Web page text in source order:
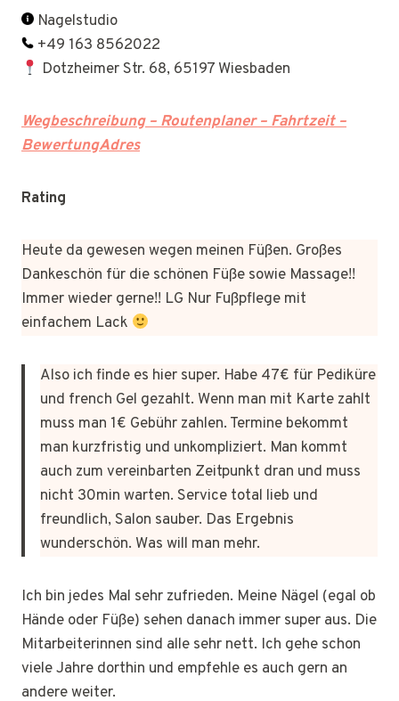
Nagelstudio
+49 163 8562022
Dotzheimer Str. 68, 65197 Wiesbaden
Wegbeschreibung – Routenplaner – Fahrtzeit –
BewertungAdres
Rating
Heute da gewesen wegen meinen Füßen. Großes
Dankeschön für die schönen Füße sowie Massage!!
Immer wieder gerne!! LG Nur Fußpflege mit
einfachem Lack
Also ich finde es hier super. Habe 47€ für Pediküre
und french Gel gezahlt. Wenn man mit Karte zahlt
muss man 1€ Gebühr zahlen. Termine bekommt
man kurzfristig und unkompliziert. Man kommt
auch zum vereinbarten Zeitpunkt dran und muss
nicht 30min warten. Service total lieb und
freundlich, Salon sauber. Das Ergebnis
wunderschön. Was will man mehr.
Ich bin jedes Mal sehr zufrieden. Meine Nägel (egal ob
Hände oder Füße) sehen danach immer super aus. Die
Mitarbeiterinnen sind alle sehr nett. Ich gehe schon
viele Jahre dorthin und empfehle es auch gern an
andere weiter.